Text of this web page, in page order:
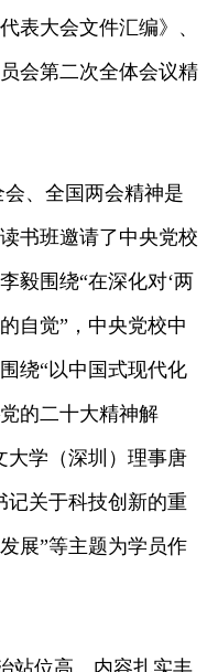
表大会文件汇编》、
会第二次全体会议精
、全国两会精神是
书班邀请了中央党校
毅围绕“在深化对‘两
自觉”，中央党校中
绕“以中国式现代化
的二十大精神解
大学（深圳）理事唐
记关于科技创新的重
展”等主题为学员作
位高、内容扎实丰